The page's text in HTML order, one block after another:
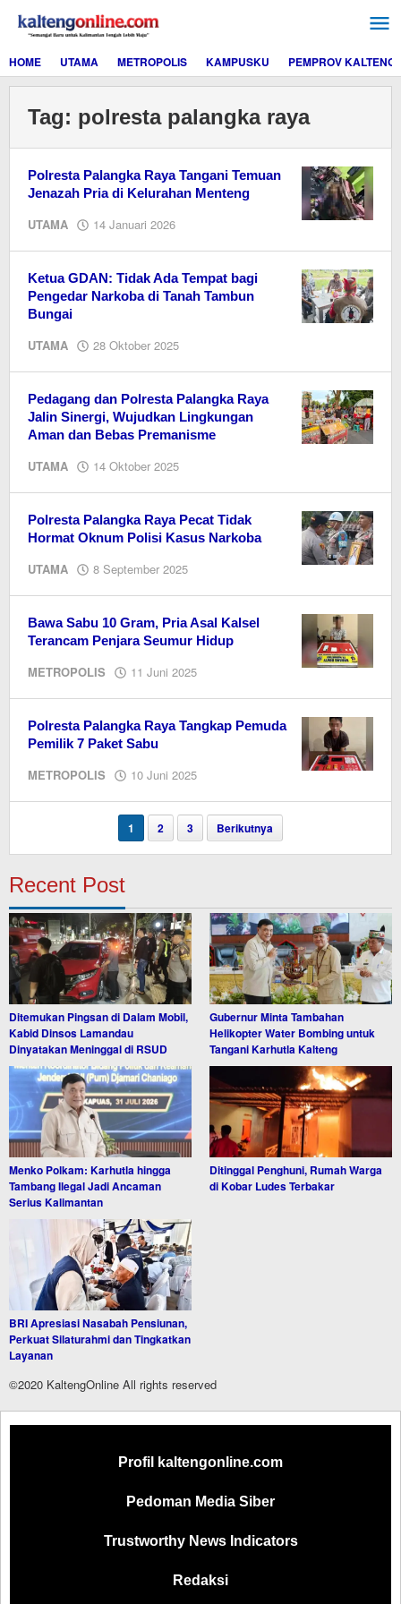
konten
HOME
UTAMA METROPOLIS KAMPUSKU PEMPROV KALTENG
Tag: polresta palangka raya
Polresta Palangka Raya Tangani Temuan
Jenazah Pria di Kelurahan Menteng
UTAMA 14 Januari 2026
Ketua GDAN: Tidak Ada Tempat bagi
Pengedar Narkoba di Tanah Tambun
Bungai
UTAMA 28 Oktober 2025
Pedagang dan Polresta Palangka Raya
Jalin Sinergi, Wujudkan Lingkungan
Aman dan Bebas Premanisme
UTAMA 14 Oktober 2025
Polresta Palangka Raya Pecat Tidak
Hormat Oknum Polisi Kasus Narkoba
UTAMA 8 September 2025
Bawa Sabu 10 Gram, Pria Asal Kalsel
Terancam Penjara Seumur Hidup
METROPOLIS 11 Juni 2025
Polresta Palangka Raya Tangkap Pemuda
Pemilik 7 Paket Sabu
METROPOLIS 10 Juni 2025
1 2 3 Berikutnya
Recent Post
Ditemukan Pingsan di Dalam Mobil,
Kabid Dinsos Lamandau
Dinyatakan Meninggal di RSUD
Gubernur Minta Tambahan
Helikopter Water Bombing untuk
Tangani Karhutla Kalteng
Menko Polkam: Karhutla hingga
Tambang Ilegal Jadi Ancaman
Serius Kalimantan
Ditinggal Penghuni, Rumah Warga
di Kobar Ludes Terbakar
BRI Apresiasi Nasabah Pensiunan,
Perkuat Silaturahmi dan Tingkatkan
Layanan
©2020 KaltengOnline All rights reserved
Profil kaltengonline.com
Pedoman Media Siber
Trustworthy News Indicators
Redaksi